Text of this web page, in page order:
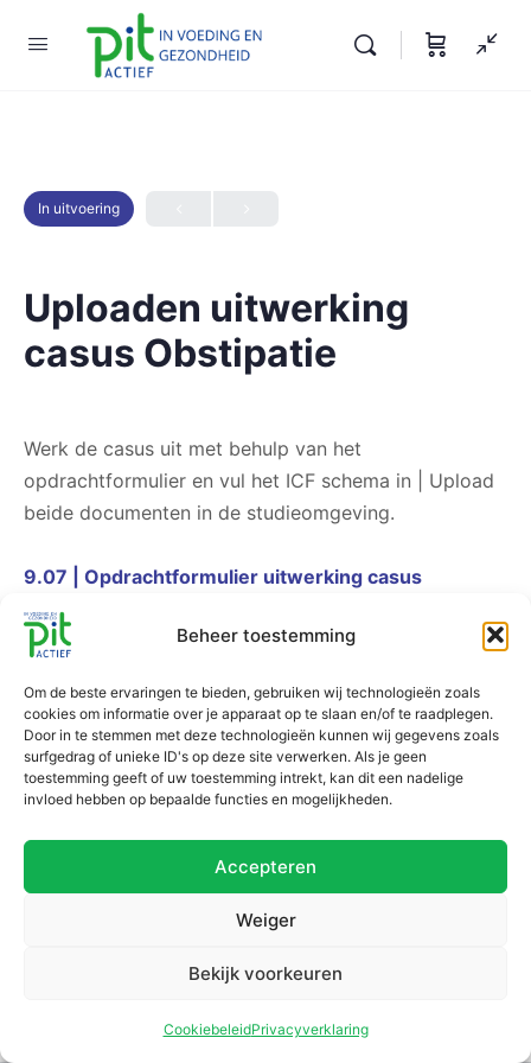
Beheer toestemming
Om de beste ervaringen te bieden, gebruiken wij technologieën zoals
cookies om informatie over je apparaat op te slaan en/of te raadplegen.
Door in te stemmen met deze technologieën kunnen wij gegevens zoals
surfgedrag of unieke ID's op deze site verwerken. Als je geen
toestemming geeft of uw toestemming intrekt, kan dit een nadelige
invloed hebben op bepaalde functies en mogelijkheden.
Accepteren
Weiger
Bekijk voorkeuren
CookiebeleidPrivacyverklaring
In uitvoering
Uploaden uitwerking
casus Obstipatie
Werk de casus uit met behulp van het
opdrachtformulier en vul het ICF schema in | Upload
beide documenten in de studieomgeving.
9.07 | Opdrachtformulier uitwerking casus
Obstipatie